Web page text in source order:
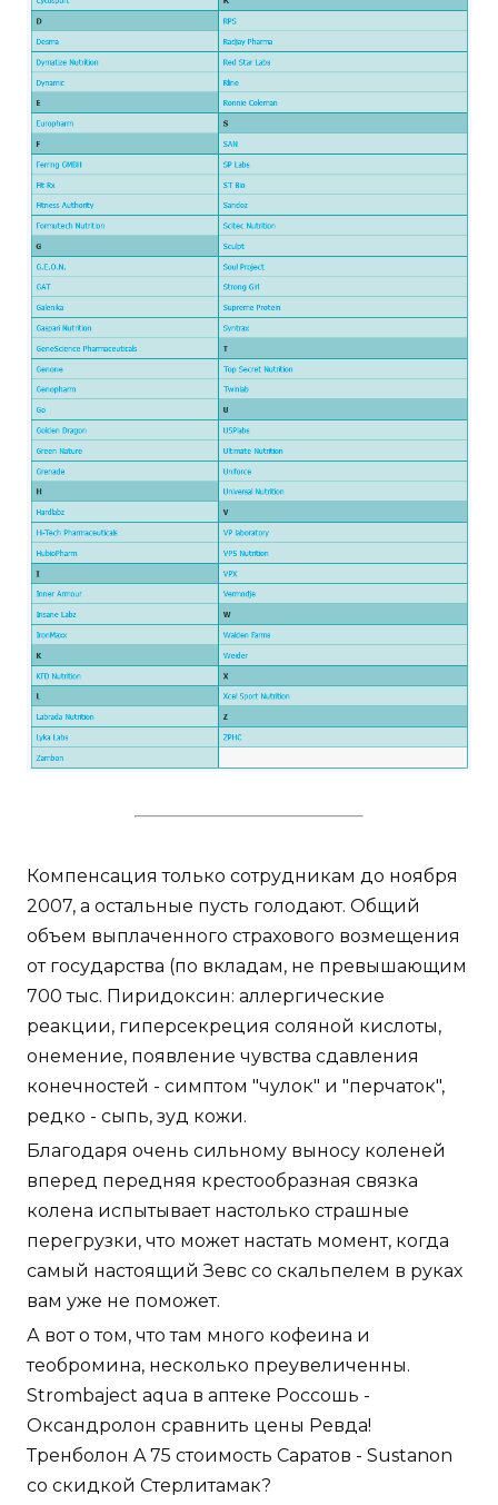
Компенсация только сотрудникам до ноября
2007, а остальные пусть голодают. Общий
объем выплаченного страхового возмещения
от государства (по вкладам, не превышающим
700 тыс. Пиридоксин: аллергические
реакции, гиперсекреция соляной кислоты,
онемение, появление чувства сдавления
конечностей - симптом "чулок" и "перчаток",
редко - сыпь, зуд кожи.
Благодаря очень сильному выносу коленей
вперед передняя крестообразная связка
колена испытывает настолько страшные
перегрузки, что может настать момент, когда
самый настоящий Зевс со скальпелем в руках
вам уже не поможет.
А вот о том, что там много кофеина и
теобромина, несколько преувеличенны.
Strombaject aqua в аптеке Россошь -
Оксандролон сравнить цены Ревда!
Тренболон A 75 стоимость Саратов - Sustanon
со скидкой Стерлитамак?